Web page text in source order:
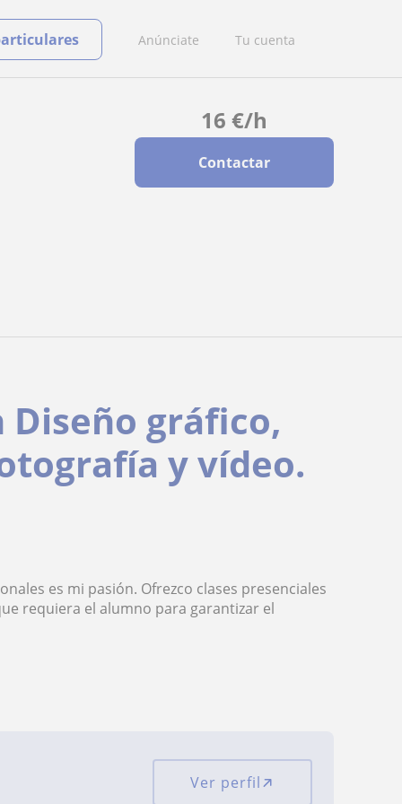
Anúnciate Tu cuenta
16 €/h
Contactar
gráfico,
y vídeo.
es mi pasión. Ofrezco clases presenciales
requiera el alumno para garantizar el
Ver perfil